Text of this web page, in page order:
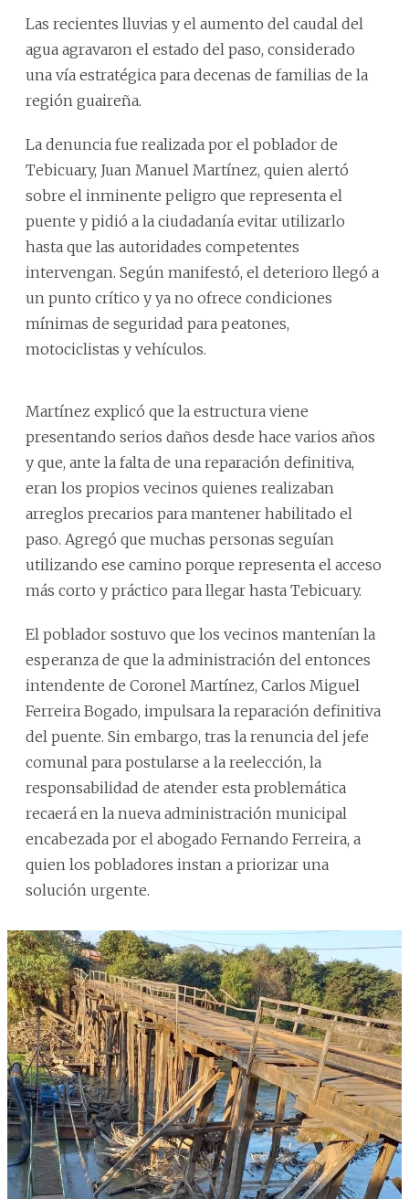
Las recientes lluvias y el aumento del caudal del
agua agravaron el estado del paso, considerado
una vía estratégica para decenas de familias de la
región guaireña.
La denuncia fue realizada por el poblador de
Tebicuary, Juan Manuel Martínez, quien alertó
sobre el inminente peligro que representa el
puente y pidió a la ciudadanía evitar utilizarlo
hasta que las autoridades competentes
intervengan. Según manifestó, el deterioro llegó a
un punto crítico y ya no ofrece condiciones
mínimas de seguridad para peatones,
motociclistas y vehículos.
Martínez explicó que la estructura viene
presentando serios daños desde hace varios años
y que, ante la falta de una reparación definitiva,
eran los propios vecinos quienes realizaban
arreglos precarios para mantener habilitado el
paso. Agregó que muchas personas seguían
utilizando ese camino porque representa el acceso
más corto y práctico para llegar hasta Tebicuary.
El poblador sostuvo que los vecinos mantenían la
esperanza de que la administración del entonces
intendente de Coronel Martínez, Carlos Miguel
Ferreira Bogado, impulsara la reparación definitiva
del puente. Sin embargo, tras la renuncia del jefe
comunal para postularse a la reelección, la
responsabilidad de atender esta problemática
recaerá en la nueva administración municipal
encabezada por el abogado Fernando Ferreira, a
quien los pobladores instan a priorizar una
solución urgente.